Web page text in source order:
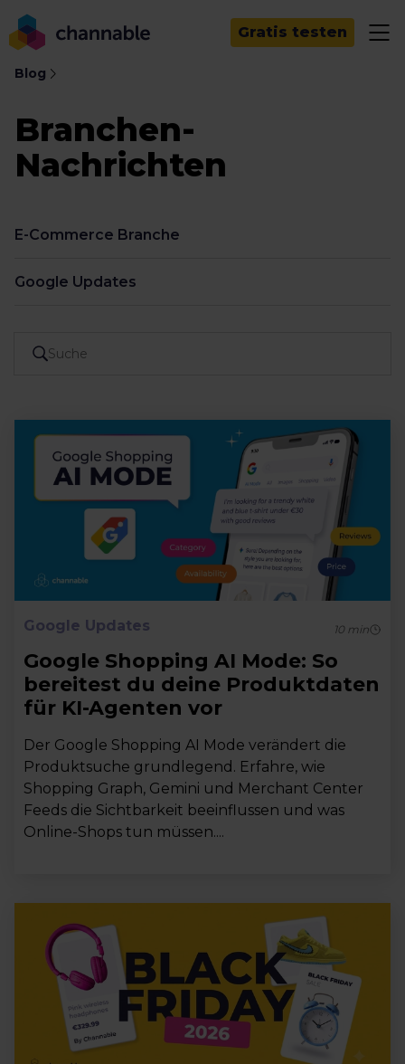
Gratis testen
Blog
Branchen-
Nachrichten
E-Commerce Branche
Google Updates
Google Updates 10min
Google Shopping AI Mode: So
bereitest du deine Produktdaten
für KI-Agenten vor
Der Google Shopping AI Mode verändert die
Produktsuche grundlegend. Erfahre, wie
Shopping Graph, Gemini und Merchant Center
Feeds die Sichtbarkeit beeinflussen und was
Online-Shops tun müssen....